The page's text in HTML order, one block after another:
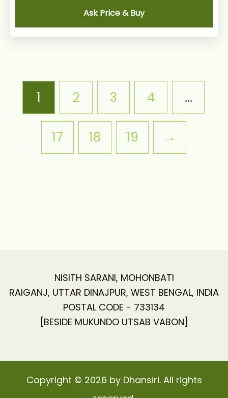
Ask Price & Buy
1 2 3 4 …
17 18 19 →
NISITH SARANI, MOHONBATI
RAIGANJ, UTTAR DINAJPUR, WEST BENGAL, INDIA
POSTAL CODE - 733134
[BESIDE MUKUNDO UTSAB VABON]
Copyright © 2026 by Dhansiri. All rights